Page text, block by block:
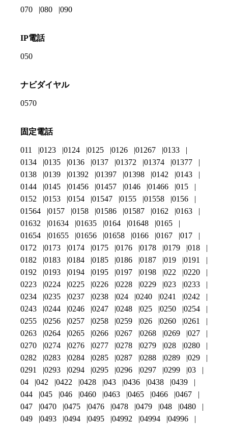
070 080 090
IP電話
050
ナビダイヤル
0570
固定電話
011 0123 0124 0125 0126 01267
0133
0134
0135 0136 0137 01372 01374
01377
0138
0139 01392 01397 01398 0142
0143
0144
0145 01456 01457 0146 01466
015
0152
0153 0154 01547 0155 01558
0156
01564
0157 0158 01586 01587 0162
0163
01632
01634 01635 0164 01648
0165
01654
01655 01656 01658 0166 0167
017
0172
0173 0174 0175 0176 0178 0179
018
0182
0183 0184 0185 0186 0187 019
0191
0192
0193 0194 0195 0197 0198 022
0220
0223
0224 0225 0226 0228 0229 023
0233
0234
0235 0237 0238 024 0240 0241
0242
0243
0244 0246 0247 0248 025 0250
0254
0255
0256 0257 0258 0259 026 0260
0261
0263
0264 0265 0266 0267 0268 0269
027
0270
0274 0276 0277 0278 0279 028
0280
0282
0283 0284 0285 0287 0288 0289
029
0291
0293 0294 0295 0296 0297 0299
03
04
042 0422 0428 043 0436 0438
0439
044
045 046 0460 0463 0465 0466
0467
047
0470 0475 0476 0478 0479 048
0480
049
0493 0494 0495 04992 04994 04996